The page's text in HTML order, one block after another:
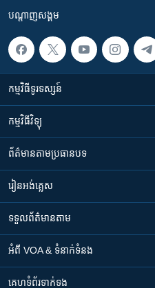
បណ្តាញ​សង្គម
កម្មវិធី​ទូរទស្សន៍
កម្មវិធី​វិទ្យុ
ព័ត៌មាន​តាមប្រធានបទ​
រៀន​​អង់គ្លេស
ទទួល​ព័ត៌មាន​តាម
អំពី​ VOA & ទំនាក់ទំនង
គេហទំព័រ​​ទាក់ទង